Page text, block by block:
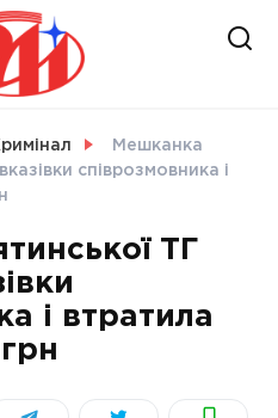
Мешканка
співрозмовника і
ТГ
і втратила